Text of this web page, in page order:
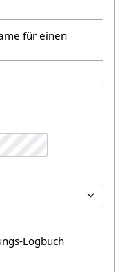
für einen
Logbuch